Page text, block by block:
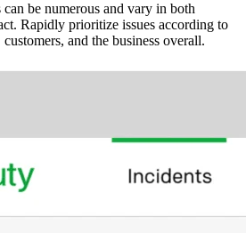
be numerous and vary in both
Rapidly prioritize issues according to
and the business overall.